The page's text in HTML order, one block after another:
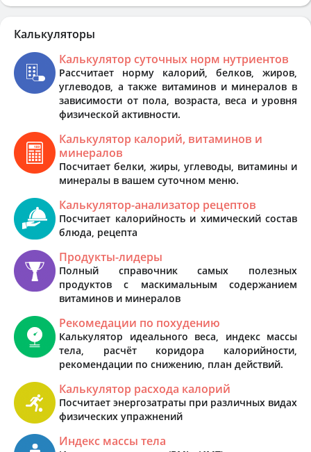
Калькуляторы
Калькулятор суточных норм нутриентов
Рассчитает норму калорий, белков, жиров,
углеводов, а также витаминов и минералов в
зависимости от пола, возраста, веса и уровня
физической активности.
Калькулятор калорий, витаминов и
минералов
Посчитает белки, жиры, углеводы, витамины и
минералы в вашем суточном меню.
Калькулятор-анализатор рецептов
Посчитает калорийность и химический состав
блюда, рецепта
Продукты-лидеры
Полный справочник самых полезных
продуктов с маскимальным содержанием
витаминов и минералов
Рекомедации по похудению
Калькулятор идеального веса, индекс массы
тела, расчёт коридора калорийности,
рекомендации по снижению, план действий.
Калькулятор расхода калорий
Посчитает энергозатраты при различных видах
физических упражнений
Индекс массы тела